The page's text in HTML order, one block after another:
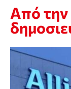
Από την